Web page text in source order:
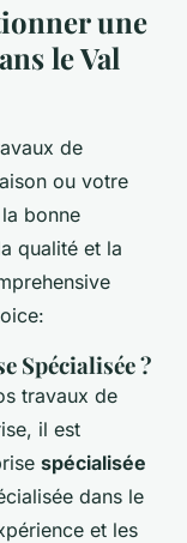
une
le Val
de
ou votre
bonne
qualité et la
Spécialisée ?
travaux de
il est
spécialisée
dans le
et les